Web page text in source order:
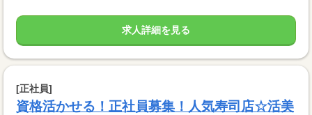
求人詳細を見る
[正社員]
資格活かせる！正社員募集！人気寿司店☆活美